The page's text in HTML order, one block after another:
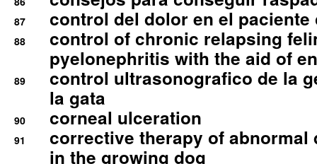
87 control del dolor en el
88
control of chronic relapsing
pyelonephritis with the aid of
89
control ultrasonografico de la
la gata
90 corneal ulceration
91
corrective therapy of abnormal
in the growing dog